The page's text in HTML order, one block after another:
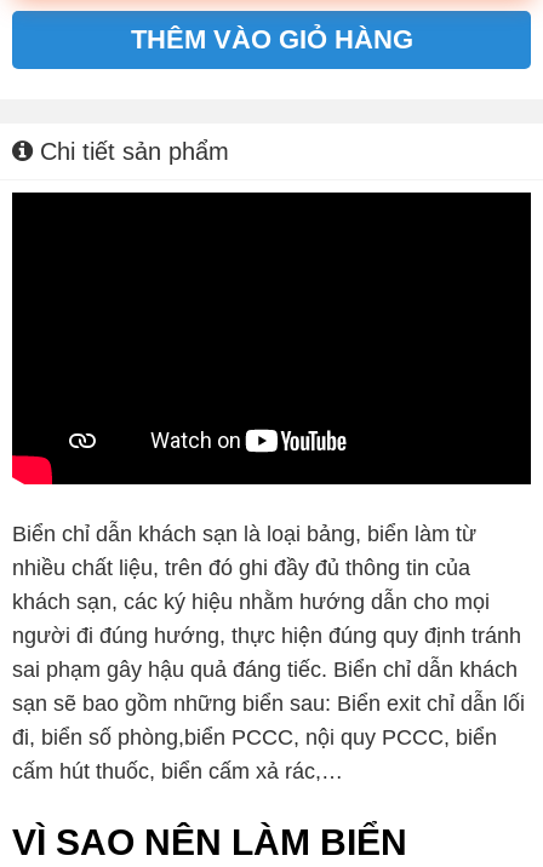
THÊM VÀO GIỎ HÀNG
Chi tiết sản phẩm
Biển chỉ dẫn khách sạn là loại bảng, biển làm từ
nhiều chất liệu, trên đó ghi đầy đủ thông tin của
khách sạn, các ký hiệu nhằm hướng dẫn cho mọi
người đi đúng hướng, thực hiện đúng quy định tránh
sai phạm gây hậu quả đáng tiếc. Biển chỉ dẫn khách
sạn sẽ bao gồm những biển sau: Biển exit chỉ dẫn lối
đi, biển số phòng,biển PCCC, nội quy PCCC, biển
cấm hút thuốc, biển cấm xả rác,…
VÌ SAO NÊN LÀM BIỂN